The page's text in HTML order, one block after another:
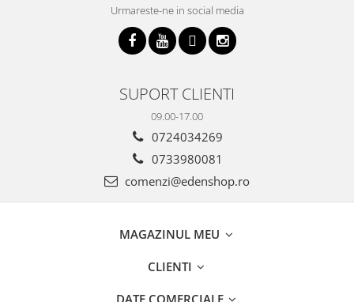
Urmareste-ne in social media
SUPORT CLIENTI
09.00-17.00
0724034269
0733980081
comenzi@edenshop.ro
MAGAZINUL MEU
CLIENTI